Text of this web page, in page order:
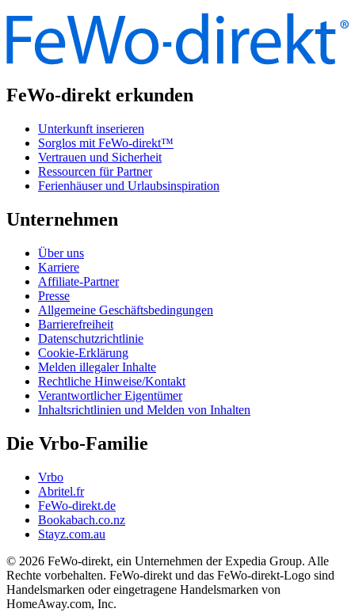
FeWo-direkt erkunden
Unterkunft inserieren
Sorglos mit FeWo-direkt™
Vertrauen und Sicherheit
Ressourcen für Partner
Ferienhäuser und Urlaubsinspiration
Unternehmen
Über uns
Karriere
Affiliate-Partner
Presse
Allgemeine Geschäftsbedingungen
Barrierefreiheit
Datenschutzrichtlinie
Cookie-Erklärung
Melden illegaler Inhalte
Rechtliche Hinweise/Kontakt
Verantwortlicher Eigentümer
Inhaltsrichtlinien und Melden von Inhalten
Die Vrbo-Familie
Vrbo
Abritel.fr
FeWo-direkt.de
Bookabach.co.nz
Stayz.com.au
© 2026 FeWo-direkt, ein Unternehmen der Expedia Group. Alle
Rechte vorbehalten. FeWo-direkt und das FeWo-direkt-Logo sind
Handelsmarken oder eingetragene Handelsmarken von
HomeAway.com, Inc.